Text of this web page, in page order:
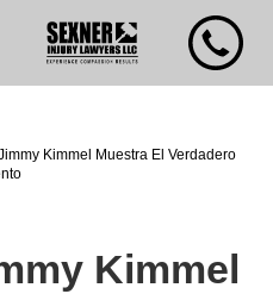
Kimmel Muestra El Verdadero
Kimmel